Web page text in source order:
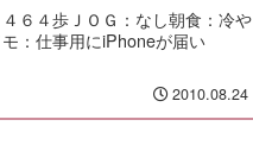
６４歩ＪＯＧ：なし朝食：冷や
：仕事用にiPhoneが届い
2010.08.24